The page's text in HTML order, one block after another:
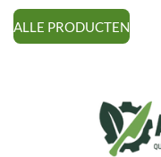
ALLE PRODUCTEN